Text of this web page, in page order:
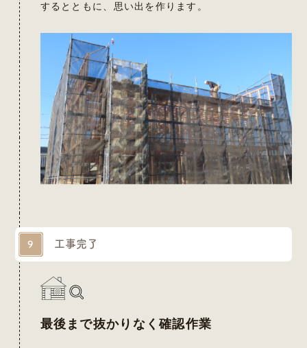
するとともに、思い出を作ります。
9 工事完了
最後まで抜かりなく確認作業